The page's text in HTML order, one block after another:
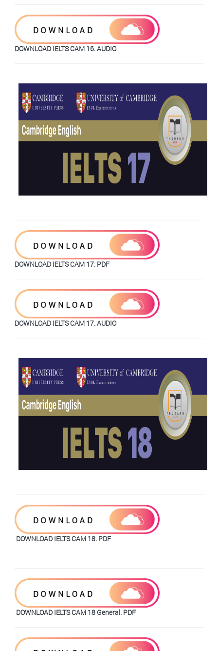
DOWNLOAD IELTS CAM 16. AUDIO
DOWNLOAD IELTS CAM 17. PDF
DOWNLOAD IELTS CAM 17. AUDIO
DOWNLOAD IELTS CAM 18. PDF
DOWNLOAD IELTS CAM 18 General. PDF